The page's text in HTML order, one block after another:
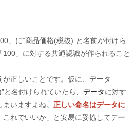
」に”商品価格(税抜)”と名前が付けら
」に対する共通認識が作られること
正しいことです。仮に、データ
と名付けられていたら、 データに対す
いますよね。 正しい命名はデータに
これでいいか」と安易に妥協してデー